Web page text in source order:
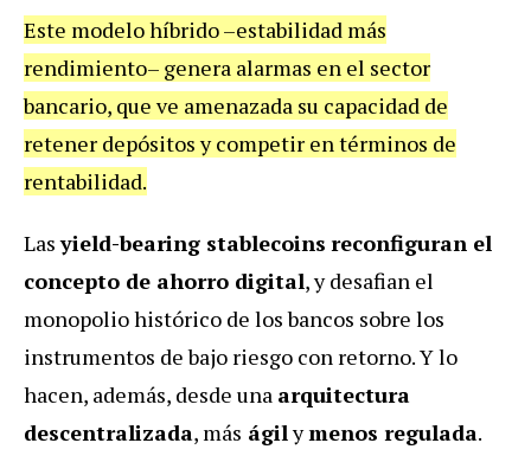
Este modelo híbrido –estabilidad más
rendimiento– genera alarmas en el sector
bancario, que ve amenazada su capacidad de
retener depósitos y competir en términos de
rentabilidad.
Lasyield-bearing stablecoins reconfiguran el
concepto de ahorro digital, y desafian el
monopolio histórico de los bancos sobre los
instrumentos de bajo riesgo con retorno. Y lo
hacen, además, desde una arquitectura
descentralizada, más ágilymenos regulada.